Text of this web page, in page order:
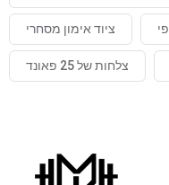
ציוד אימון מסחרי
צלחות של 25 פאונד